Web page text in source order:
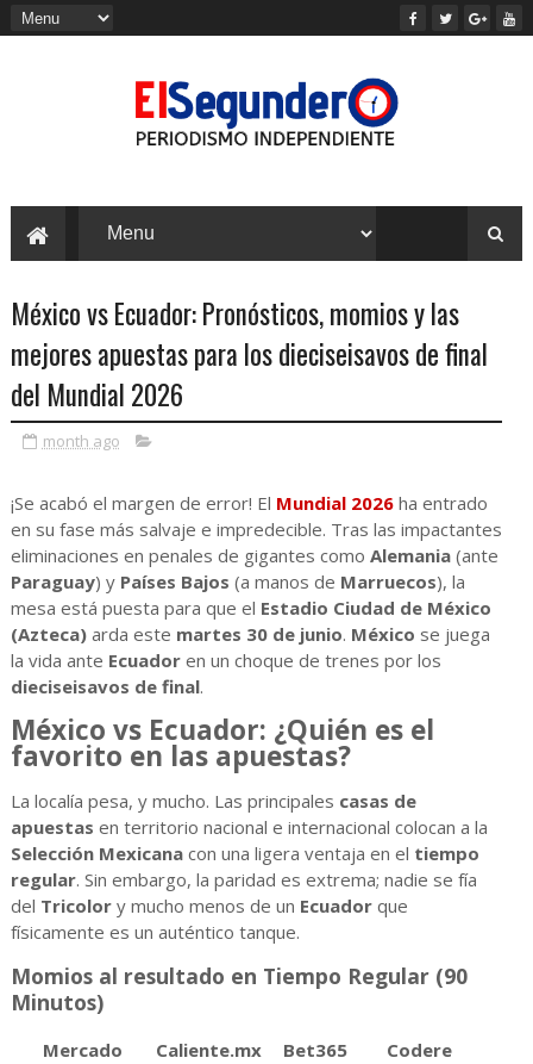
México vs Ecuador: Pronósticos, momios y las
mejores apuestas para los dieciseisavos de final
del Mundial 2026
month ago
¡Se acabó el margen de error! El Mundial 2026ha entrado
en su fase más salvaje e impredecible. Tras las impactantes
eliminaciones en penales de gigantes como Alemania(ante
Paraguay) y Países Bajos (a manos de Marruecos), la
mesa está puesta para que el Estadio Ciudad de México
(Azteca)arda este martes 30 de junio. México se juega
la vida ante Ecuadoren un choque de trenes por los
dieciseisavos de final.
México vs Ecuador: ¿Quién es el
favorito en las apuestas?
La localía pesa, y mucho. Las principales casas de
apuestas en territorio nacional e internacional colocan a la
Selección Mexicanacon una ligera ventaja en el tiempo
regular. Sin embargo, la paridad es extrema; nadie se fía
del Tricolory mucho menos de un Ecuadorque
físicamente es un auténtico tanque.
Momios al resultado en Tiempo Regular (90
Minutos)
Mercado Caliente.mx Bet365
Codere